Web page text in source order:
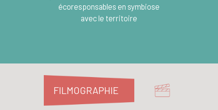
écoresponsables en symbiose
avec le territoire
FILMOGRAPHIE